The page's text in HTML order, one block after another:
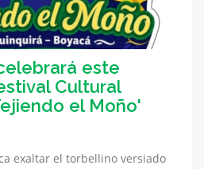
este
Cultural
el Moño'
exaltar el torbellino versiado